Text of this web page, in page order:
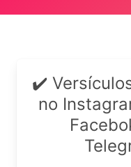
✔️
no